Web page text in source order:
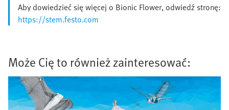
Aby dowiedzieć się więcej o Bionic Flower, odwiedź stronę:
https://stem.festo.com
Może Cię to również zainteresować: